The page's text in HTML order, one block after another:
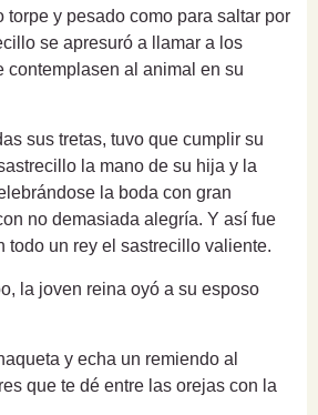
torpe y pesado como para saltar por
se apresuró a llamar a los
contemplasen al animal en su
sus tretas, tuvo que cumplir su
la mano de su hija y la
la boda con gran
no demasiada alegría. Y así fue
todo un rey el sastrecillo valiente.
la joven reina oyó a su esposo
y echa un remiendo al
que te dé entre las orejas con la